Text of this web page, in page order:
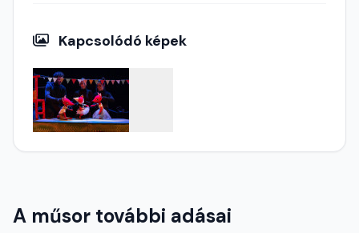
Kapcsolódó képek
A műsor további adásai